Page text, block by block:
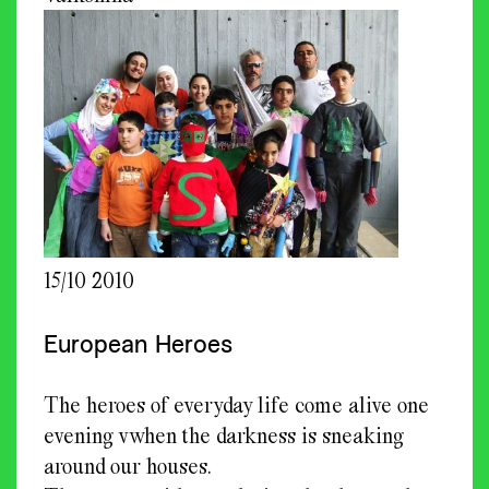
15/10 2010
European Heroes
The heroes of everyday life come alive one
evening vwhen the darkness is sneaking
around our houses.